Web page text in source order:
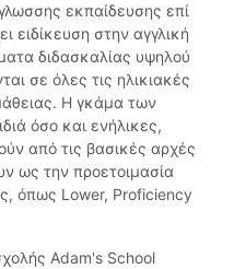
εκπαίδευσης επί
ειδίκευση στην αγγλική
διδασκαλίας υψηλού
σε όλες τις ηλικιακές
Η γκάμα των
όσο και ενήλικες,
από τις βασικές αρχές
ως την προετοιμασία
όπως Lower, Proficiency
Adam's School